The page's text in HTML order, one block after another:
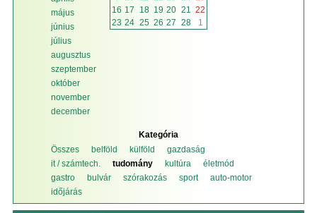
május
június
július
augusztus
szeptember
október
november
december
16 17 18 19 20 21
22
23 24 25 26 27 28 1
Kategória
Összes
belföld külföld
gazdaság
it / számtech.
tudomány kultúra
életmód
gastro
bulvár szórakozás sport
auto-motor
időjárás